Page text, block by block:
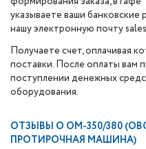
указываете ваши банковские
нашу электронную почту
Получаете счет, оплачивая
поставки. После оплаты вам
поступлении денежных
оборудования.
ОТЗЫВЫ О ОМ-350/380
ПРОТИРОЧНАЯ МАШИНА)